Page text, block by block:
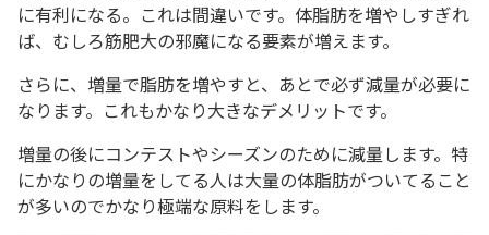
に有利になる。これは間違いです。体脂肪を増やしすぎれ
ば、むしろ筋肥大の邪魔になる要素が増えます。
さらに、増量で脂肪を増やすと、あとで必ず減量が必要に
なります。これもかなり大きなデメリットです。
増量の後にコンテストやシーズンのために減量します。特
にかなりの増量をしてる人は大量の体脂肪がついてること
が多いのでかなり極端な原料をします。